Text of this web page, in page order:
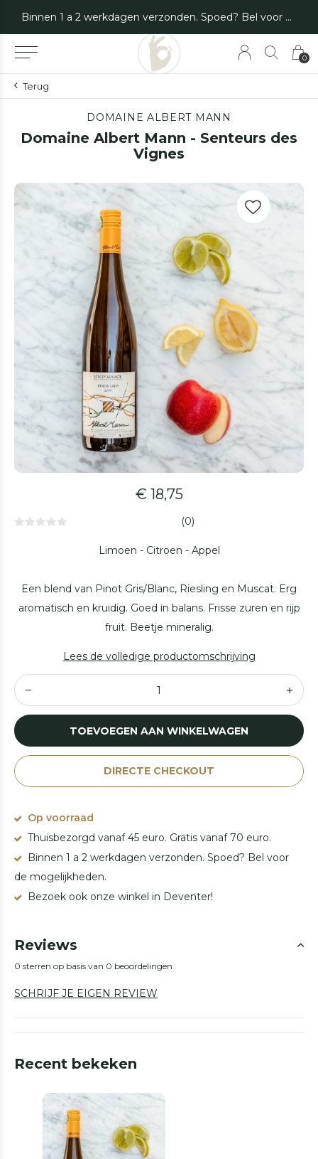
0
Binnen 1 a 2 werkdagen verzonden. Spoed? Bel voor de mogelijkheden.
Terug
DOMAINE ALBERT MANN
Domaine Albert Mann - Senteurs des
Vignes
€ 18,75
(0)
Limoen - Citroen - Appel
Een blend van Pinot Gris/Blanc, Riesling en Muscat. Erg
aromatisch en kruidig. Goed in balans. Frisse zuren en rijp
fruit. Beetje mineralig.
Lees de volledige productomschrijving
TOEVOEGEN AAN WINKELWAGEN
DIRECTE CHECKOUT
Op voorraad
Thuisbezorgd vanaf 45 euro. Gratis vanaf 70 euro.
Binnen 1 a 2 werkdagen verzonden. Spoed? Bel voor
de mogelijkheden.
Bezoek ook onze winkel in Deventer!
Reviews
0 sterren op basis van 0 beoordelingen
SCHRIJF JE EIGEN REVIEW
Recent bekeken